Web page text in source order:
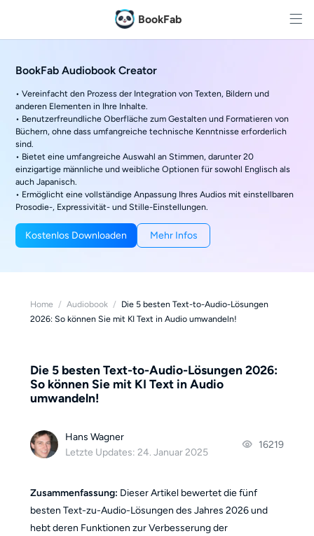
BookFab
BookFab Audiobook Creator
• Vereinfacht den Prozess der Integration von Texten, Bildern und
anderen Elementen in Ihre Inhalte.
• Benutzerfreundliche Oberfläche zum Gestalten und Formatieren von
Büchern, ohne dass umfangreiche technische Kenntnisse erforderlich
sind.
• Bietet eine umfangreiche Auswahl an Stimmen, darunter 20
einzigartige männliche und weibliche Optionen für sowohl Englisch als
auch Japanisch.
• Ermöglicht eine vollständige Anpassung Ihres Audios mit einstellbaren
Prosodie-, Expressivität- und Stille-Einstellungen.
Kostenlos Downloaden Mehr Infos
Home / Audiobook / Die 5 besten Text-to-Audio-Lösungen
2026: So können Sie mit KI Text in Audio umwandeln!
Die 5 besten Text-to-Audio-Lösungen 2026:
So können Sie mit KI Text in Audio
umwandeln!
Hans Wagner
Letzte Updates: 24. Januar 2025
16219
Zusammenfassung: Dieser Artikel bewertet die fünf
besten Text-zu-Audio-Lösungen des Jahres 2026 und
hebt deren Funktionen zur Verbesserung der